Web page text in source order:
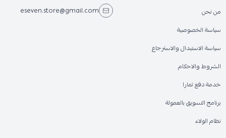
من نحن
سياسة الخصوصية
سياسة الاستبدال والاسترجاع
الشروط والاحكام
خدمة دفع تمارا
برنامج التسويق بالعمولة
نظام الولاء
eseven.store@gmail.com